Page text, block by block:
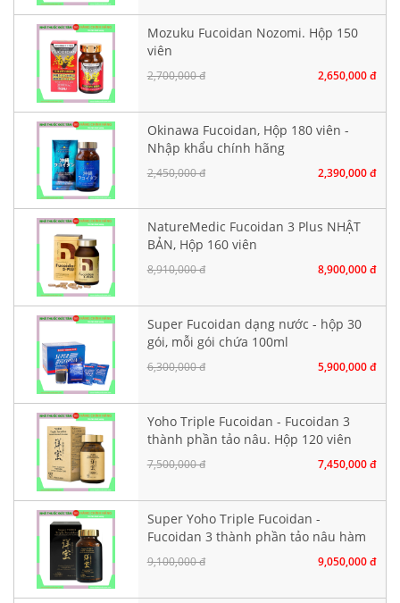
Mozuku Fucoidan Nozomi. Hộp 150
viên
2,700,000 đ 2,650,000 đ
Okinawa Fucoidan, Hộp 180 viên -
Nhập khẩu chính hãng
2,450,000 đ 2,390,000 đ
NatureMedic Fucoidan 3 Plus NHẬT
BẢN, Hộp 160 viên
8,910,000 đ 8,900,000 đ
Super Fucoidan dạng nước - hộp 30
gói, mỗi gói chứa 100ml
6,300,000 đ 5,900,000 đ
Yoho Triple Fucoidan - Fucoidan 3
thành phần tảo nâu. Hộp 120 viên
7,500,000 đ 7,450,000 đ
Super Yoho Triple Fucoidan -
Fucoidan 3 thành phần tảo nâu hàm
lượng CAO. Hộp 160 viên
9,100,000 đ 9,050,000 đ